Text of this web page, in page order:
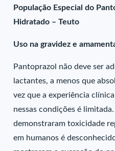
População Especial do
Hidratado – Teuto
Uso na gravidez e
Pantoprazol não deve ser
lactantes, a menos que
vez que a experiência
nessas condições é
demonstraram toxicidade
em humanos é